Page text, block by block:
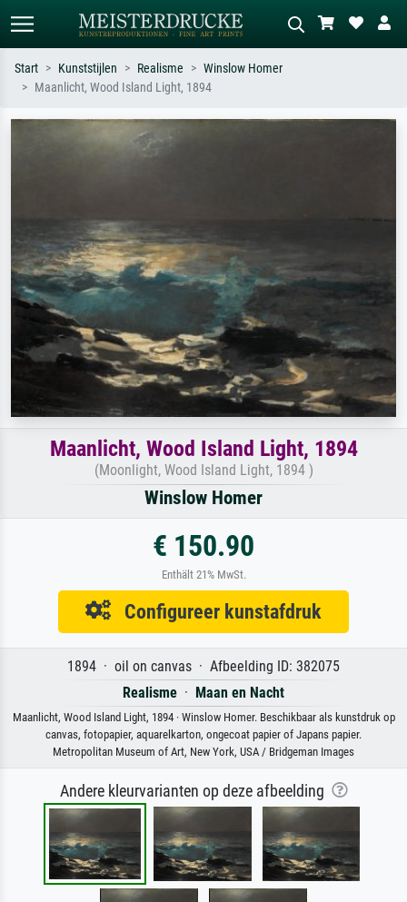
Zoek op kunstenaar, titel of stijl – bijv.
Monet, Sterrennacht, impressionisme,
Start Kunststijlen Realisme
Winslow Homer
Maanlicht, Wood Island Light, 1894
Maanlicht, Wood Island Light, 1894
(Moonlight, Wood Island Light, 1894 )
Winslow Homer
€ 150.90
Enthält 21% MwSt.
Configureer kunstafdruk
1894 · oil on canvas · Afbeelding ID: 382075
Realisme · Maan en Nacht
Maanlicht, Wood Island Light, 1894 · Winslow Homer. Beschikbaar als kunstdruk op
canvas, fotopapier, aquarelkarton, ongecoat papier of Japans papier.
Metropolitan Museum of Art, New York, USA / Bridgeman Images
Andere kleurvarianten op deze afbeelding